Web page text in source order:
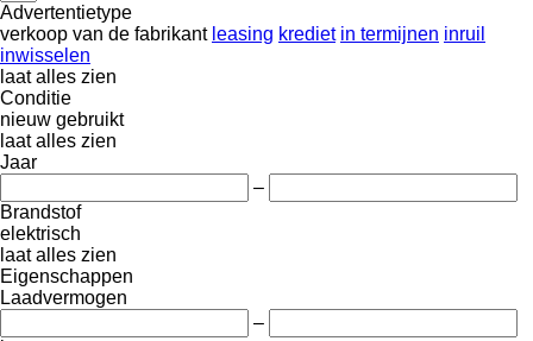
Advertentietype
verkoop van de fabrikant leasing krediet in termijnen inruil
inwisselen
laat alles zien
Conditie
nieuw gebruikt
laat alles zien
Jaar
–
Brandstof
elektrisch
laat alles zien
Eigenschappen
Laadvermogen
–